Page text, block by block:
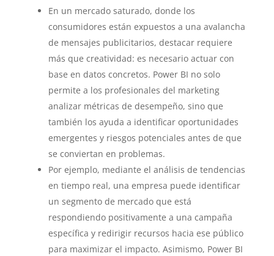
En un mercado saturado, donde los
consumidores están expuestos a una avalancha
de mensajes publicitarios, destacar requiere
más que creatividad: es necesario actuar con
base en datos concretos. Power BI no solo
permite a los profesionales del marketing
analizar métricas de desempeño, sino que
también los ayuda a identificar oportunidades
emergentes y riesgos potenciales antes de que
se conviertan en problemas.
Por ejemplo, mediante el análisis de tendencias
en tiempo real, una empresa puede identificar
un segmento de mercado que está
respondiendo positivamente a una campaña
específica y redirigir recursos hacia ese público
para maximizar el impacto. Asimismo, Power BI